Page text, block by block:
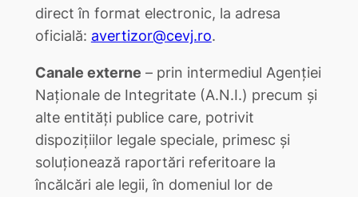
direct în format electronic, la adresa
oficială: avertizor@cevj.ro.
Canale externe – prin intermediul Agenției
Naționale de Integritate (A.N.I.) precum și
alte entități publice care, potrivit
dispoziţiilor legale speciale, primesc și
soluționează raportări referitoare la
încălcări ale legii, în domeniul lor de